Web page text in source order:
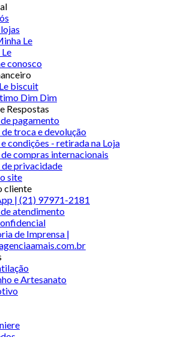
Le
conosco
biscuit
Dim Dim
Respostas
pagamento
troca e devolução
condições - retirada na Loja
compras internacionais
privacidade
site
cliente
| (21) 97971-2181
atendimento
de Imprensa |
e Artesanato